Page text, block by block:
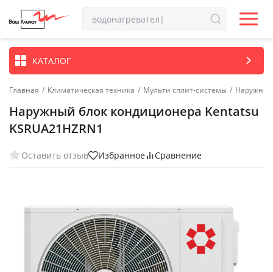
КАТАЛОГ
Главная / Климатическая техника / Мульти сплит-системы / Наружные
Наружный блок кондиционера Kentatsu
KSRUA21HZRN1
Оставить отзыв Избранное Сравнение